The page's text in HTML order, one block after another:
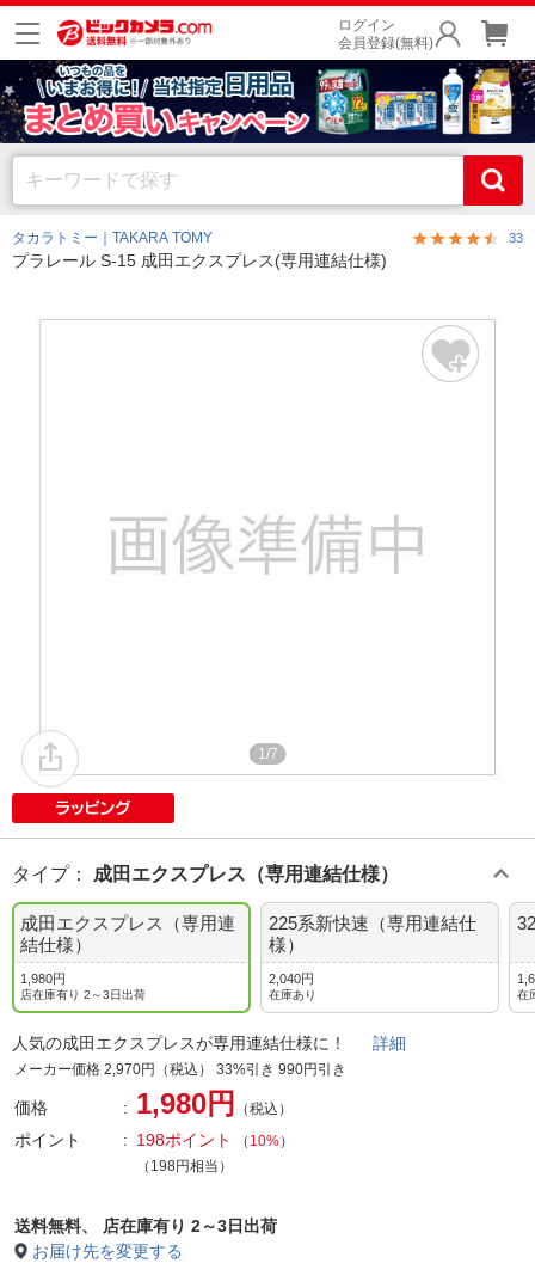
ログイン
会員登録(無料)
タカラトミー｜TAKARA TOMY 33
プラレール S-15 成田エクスプレス(専用連結仕様)
1/7
タイプ： 成田エクスプレス（専用連結仕様）
成田エクスプレス（専用連
結仕様）
1,980円
店在庫有り 2～3日出荷
225系新快速（専用連結仕
様）
2,040円
在庫あり 在
人気の成田エクスプレスが専用連結仕様に！ 詳細
メーカー価格 2,970円（税込） 33%引き 990円引き
価格 1,980円 （税込）
ポイント 198ポイント （ 10%）
（198円相当）
送料無料、
店在庫有り 2～3日出荷
お届け先を変更する